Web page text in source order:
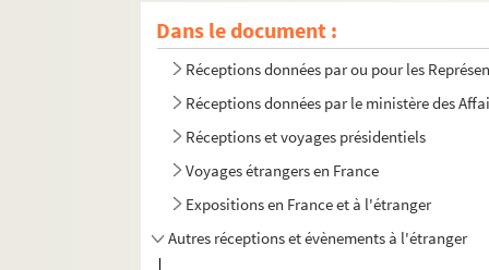
Dans le document :
Réceptions données par ou pour les
Réceptions données par le ministère des
Réceptions et voyages présidentiels
Voyages étrangers en France
Expositions en France et à l'étranger
Autres réceptions et évènements à l'étranger